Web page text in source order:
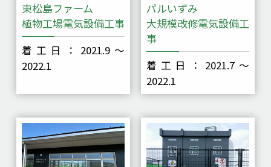
東松島ファーム
植物工場電気設備工事
着工日：2021.9～
2022.1
パルいずみ
大規模改修電気設備工
事
着工日：2021.7～
2022.1